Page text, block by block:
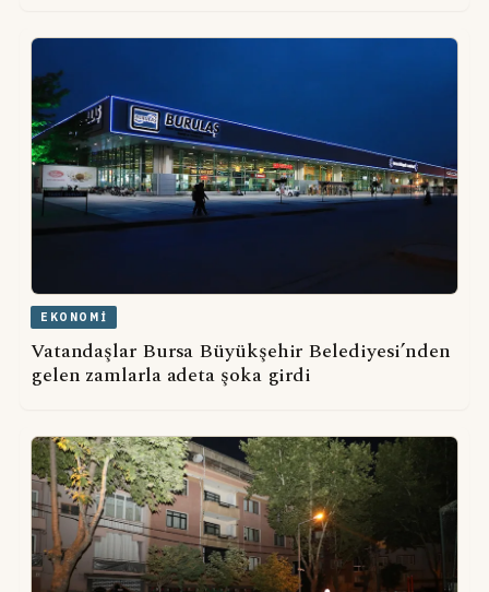
EKONOMI
Vatandaşlar Bursa Büyükşehir Belediyesi’nden
gelen zamlarla adeta şoka girdi